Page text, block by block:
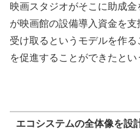
映画スタジオがそこに助成
が映画館の設備導入資金を
受け取るというモデルを作
を促進することができたとい
エコシステムの全体像を設